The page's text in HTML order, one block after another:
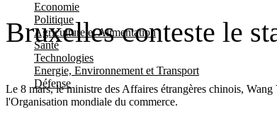
Economie
Politique
Agriculture et Alimentation
Santé
Technologies
Energie, Environnement et Transport
Défense
Bruxelles conteste le
Le 8 mars, le ministre des Affaires étrangères chinois,
l'Organisation mondiale du commerce.